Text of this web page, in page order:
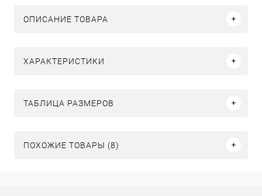
ОПИСАНИЕ ТОВАРА
ХАРАКТЕРИСТИКИ
ТАБЛИЦА РАЗМЕРОВ
ПОХОЖИЕ ТОВАРЫ (8)